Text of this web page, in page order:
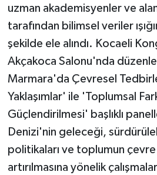
uzman akademisyenler ve
tarafından bilimsel veriler
şekilde ele alındı. Kocaeli
Akçakoca Salonu'nda
Marmara'da Çevresel
Yaklaşımlar' ile 'Toplumsal
Güçlendirilmesi' başlıklı
Denizi'nin geleceği,
politikaları ve toplumun
artırılmasına yönelik